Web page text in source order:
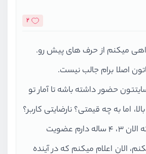
2
میکنم از حرف های پیش رو.
اصلا برام جالب نیست.
حضور داشته باشه تا آمار تو
اما به چه قیمتی؟ نارضایتی کاربر؟
به عنوان کاربری که الان 3، 4 ساله دارم عضویت
الان اعلام میکنم که در آینده